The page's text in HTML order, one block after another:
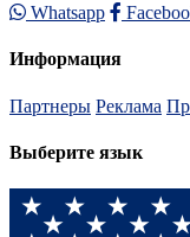
Whatsapp
Информация
Партнеры Реклама
Выберите язык